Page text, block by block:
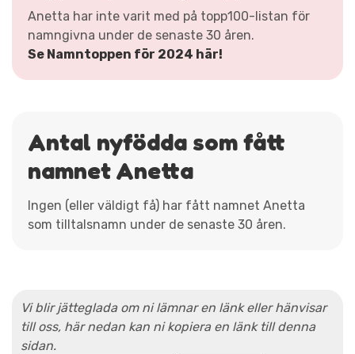
Anetta har inte varit med på topp100-listan för
namngivna under de senaste 30 åren.
Se Namntoppen för 2024 här!
Antal nyfödda som fått
namnet Anetta
Ingen (eller väldigt få) har fått namnet Anetta
som tilltalsnamn under de senaste 30 åren.
Vi blir jätteglada om ni lämnar en länk eller hänvisar
till oss, här nedan kan ni kopiera en länk till denna
sidan.